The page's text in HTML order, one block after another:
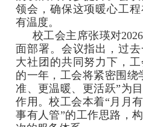
领会，确保这项暖心工
有温度。
校工会主席张瑛对
面部署。会议指出，过
大社团的共同努力下，
的一年，工会将紧密围绕
准、更温暖、更活跃”为
作用。校工会本着“月月
事有人管”的工作思路，